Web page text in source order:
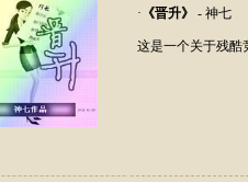
· 《晋升》 - 神七
这是一个关于残酷